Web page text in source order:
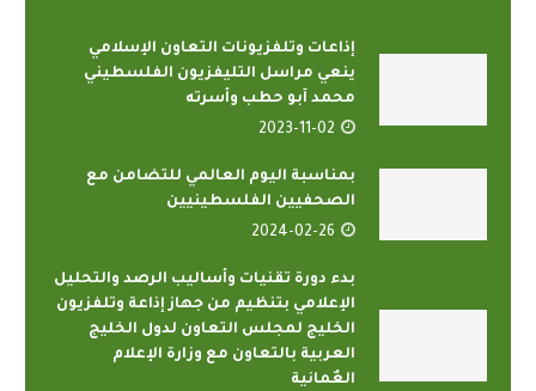
إذاعات وتلفزيونات التعاون الإسلامي
ينعي مراسل التليفزيون الفلسطيني
محمد آبو حطب وأسرته
2023-11-02
بمناسبة اليوم العالمي للتضامن مع
الصحفيين الفلسطينيين
2024-02-26
بدء دورة تقنيات وأساليب الرصد والتحليل
الإعلامي بتنظيم من جهاز إذاعة وتلفزيون
الخليج لمجلس التعاون لدول الخليج
العربية بالتعاون مع وزارة الإعلام
العٌمانية